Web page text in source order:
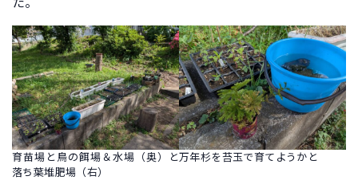
育苗場と鳥の餌場＆水場（奥）と
落ち葉堆肥場（右）
万年杉を苔玉で育てようかと